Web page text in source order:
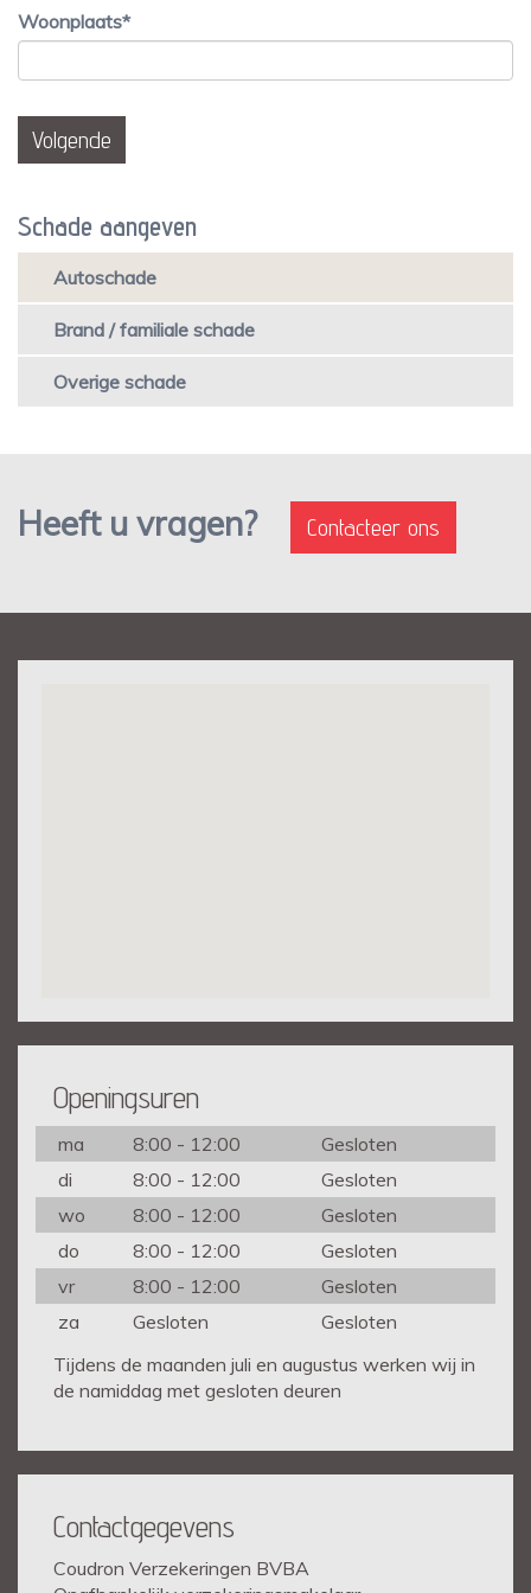
Woonplaats
Schade aangeven
Autoschade
Brand / familiale schade
Overige schade
Heeft u vragen? Contacteer ons
Openingsuren
ma 8:00 - 12:00
Gesloten
di
8:00 - 12:00
Gesloten
wo
8:00 - 12:00
Gesloten
do
8:00 - 12:00
Gesloten
vr
8:00 - 12:00
Gesloten
za
Gesloten
Gesloten
Tijdens de maanden juli en augustus werken wij in
de namiddag met gesloten deuren
Contactgegevens
Coudron Verzekeringen BVBA